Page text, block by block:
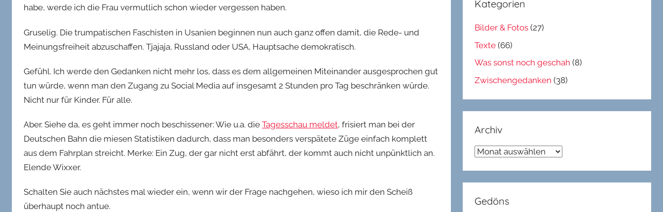
habe, werde ich die Frau vermutlich schon wieder vergessen haben.
Gruselig. Die trumpatischen Faschisten in Usanien beginnen nun auch ganz offen damit, die Rede- und
Meinungsfreiheit abzuschaffen. Tjajaja, Russland oder USA, Hauptsache demokratisch.
Gefühl. Ich werde den Gedanken nicht mehr los, dass es dem allgemeinen Miteinander ausgesprochen gut
tun würde, wenn man den Zugang zu Social Media auf insgesamt 2 Stunden pro Tag beschränken würde.
Nicht nur für Kinder. Für alle.
Aber. Siehe da, es geht immer noch beschissener: Wie u.a. die Tagesschau meldet, frisiert man bei der
Deutschen Bahn die miesen Statistiken dadurch, dass man besonders verspätete Züge einfach komplett
aus dem Fahrplan streicht. Merke: Ein Zug, der gar nicht erst abfährt, der kommt auch nicht unpünktlich an.
Elende Wixxer.
Schalten Sie auch nächstes mal wieder ein, wenn wir der Frage nachgehen, wieso ich mir den Scheiß
überhaupt noch antue.
Kategorien
Bilder & Fotos (27)
Texte (66)
Was sonst noch geschah (8)
Zwischengedanken (38)
Archiv
Archiv
Gedöns